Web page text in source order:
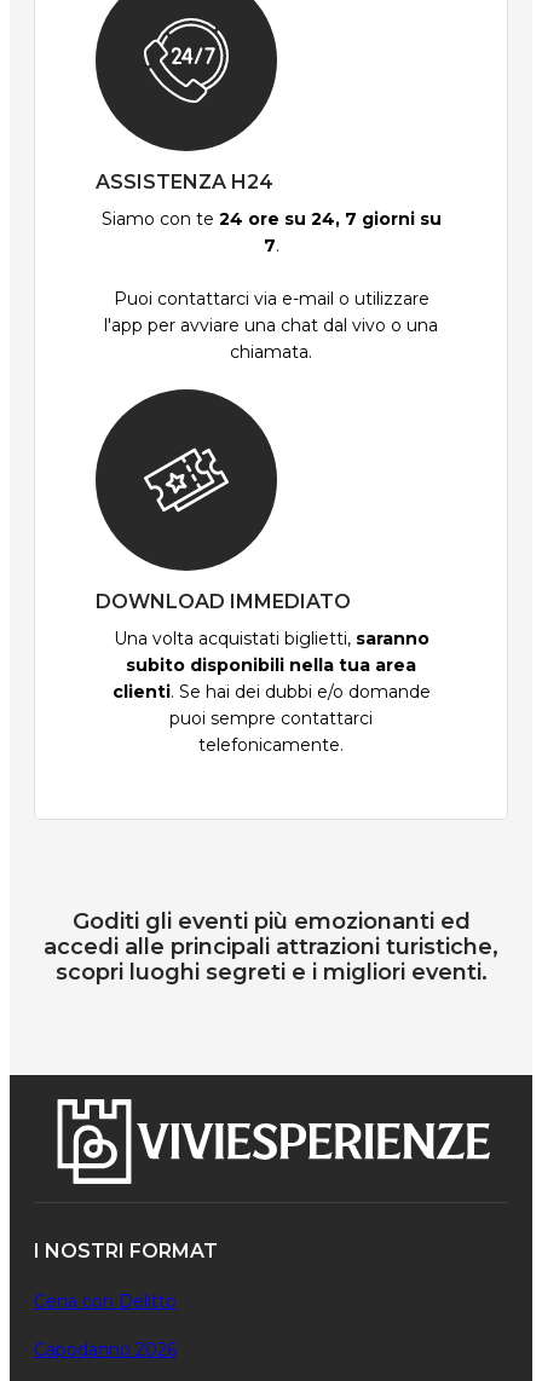
ASSISTENZA H24
Siamo con te 24 ore su 24, 7 giorni su
7.
Puoi contattarci via e-mail o utilizzare
l'app per avviare una chat dal vivo o una
chiamata.
DOWNLOAD IMMEDIATO
Una volta acquistati biglietti, saranno
subito disponibili nella tua area
clienti. Se hai dei dubbi e/o domande
puoi sempre contattarci
telefonicamente.
Goditi gli eventi più emozionanti ed
accedi alle principali attrazioni turistiche,
scopri luoghi segreti e i migliori eventi.
I NOSTRI FORMAT
Cena con Delitto
Capodanno 2026